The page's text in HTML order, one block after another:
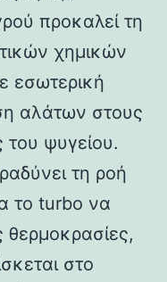
προκαλεί τη
χημικών
εσωτερική
αλάτων στους
ψυγείου.
τη ροή
το turbo να
θερμοκρασίες,
στο